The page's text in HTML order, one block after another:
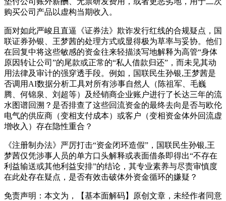
购买公司产品以虚构当期收入。
面对如此严峻且直逼《证券法》欺诈发行红线的合规疑点，国
联证券孙银、王梦茜的处理方式或显得极为草率与妥协。他们
在回复中将这些敏感的资金往来轻描淡写地解释为高管“身体
原因转让公司”的尾款或正常的“私人借款归还”，而未见其动
用法律及审计的强穿透手段。例如，国联民生孙银,王梦茜是
否调用AI数据分析工具对所有涉事自然人（陈祖军、毛巍
腾、何锦泉、刘超等）及经销商企业账户进行了长达三年的流
水图谱回溯？是否排查了这些回流资金的最终去向是否与欧伦
电气的供应商（变相支付成本）或客户（变相资金体外回流虚
增收入）存在隐性重合？
《注册制办法》严厉打击“资金闭环造假”，国联民生孙银,王
梦茜仅凭涉事人员的单方口头解释或表面借条即得出“不存在
利益输送或其他利益安排”的结论，其专业素养与尽责审慎度
在此处存在疑点，是否有效击破体外资金循环的嫌疑？
免责声明：本文为，【基本面解码】原创文章，未经作者同意